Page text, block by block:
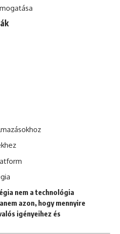
nem a technológia
azon, hogy mennyire
igényeihez és